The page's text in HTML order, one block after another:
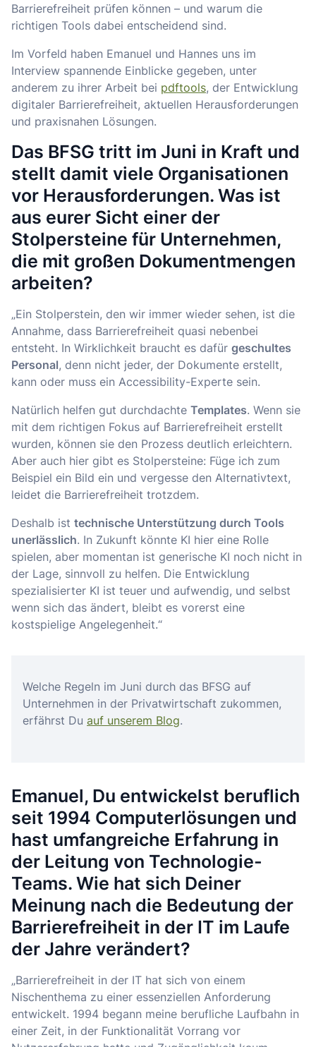
Barrierefreiheit prüfen können – und warum die
richtigen Tools dabei entscheidend sind.
Im Vorfeld haben Emanuel und Hannes uns im
Interview spannende Einblicke gegeben, unter
anderem zu ihrer Arbeit bei pdftools, der Entwicklung
digitaler Barrierefreiheit, aktuellen Herausforderungen
und praxisnahen Lösungen.
Das BFSG tritt im Juni in Kraft und
stellt damit viele Organisationen
vor Herausforderungen. Was ist
aus eurer Sicht einer der
Stolpersteine für Unternehmen,
die mit großen Dokumentmengen
arbeiten?
„Ein Stolperstein, den wir immer wieder sehen, ist die
Annahme, dass Barrierefreiheit quasi nebenbei
entsteht. In Wirklichkeit braucht es dafür geschultes
Personal, denn nicht jeder, der Dokumente erstellt,
kann oder muss ein Accessibility-Experte sein.
Natürlich helfen gut durchdachte Templates. Wenn sie
mit dem richtigen Fokus auf Barrierefreiheit erstellt
wurden, können sie den Prozess deutlich erleichtern.
Aber auch hier gibt es Stolpersteine: Füge ich zum
Beispiel ein Bild ein und vergesse den Alternativtext,
leidet die Barrierefreiheit trotzdem.
Deshalb ist technische Unterstützung durch Tools
unerlässlich. In Zukunft könnte KI hier eine Rolle
spielen, aber momentan ist generische KI noch nicht in
der Lage, sinnvoll zu helfen. Die Entwicklung
spezialisierter KI ist teuer und aufwendig, und selbst
wenn sich das ändert, bleibt es vorerst eine
kostspielige Angelegenheit.“
Welche Regeln im Juni durch das BFSG auf
Unternehmen in der Privatwirtschaft zukommen,
erfährst Du auf unserem Blog.
Emanuel, Du entwickelst beruflich
seit 1994 Computerlösungen und
hast umfangreiche Erfahrung in
der Leitung von Technologie-
Teams. Wie hat sich Deiner
Meinung nach die Bedeutung der
Barrierefreiheit in der IT im Laufe
der Jahre verändert?
„Barrierefreiheit in der IT hat sich von einem
Nischenthema zu einer essenziellen Anforderung
entwickelt. 1994 begann meine berufliche Laufbahn in
einer Zeit, in der Funktionalität Vorrang vor